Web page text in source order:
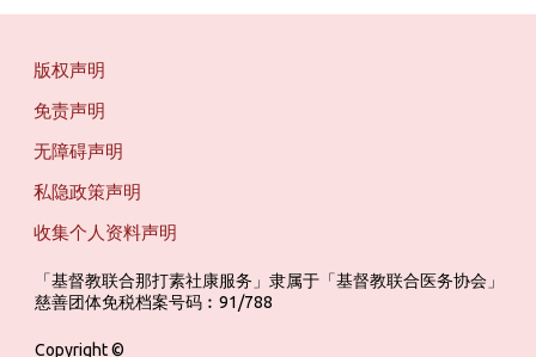
版权声明
免责声明
无障碍声明
私隐政策声明
收集个人资料声明
「基督教联合那打素社康服务」隶属于「基督教联合医务协会」
慈善团体免税档案号码︰91/788
Copyright ©